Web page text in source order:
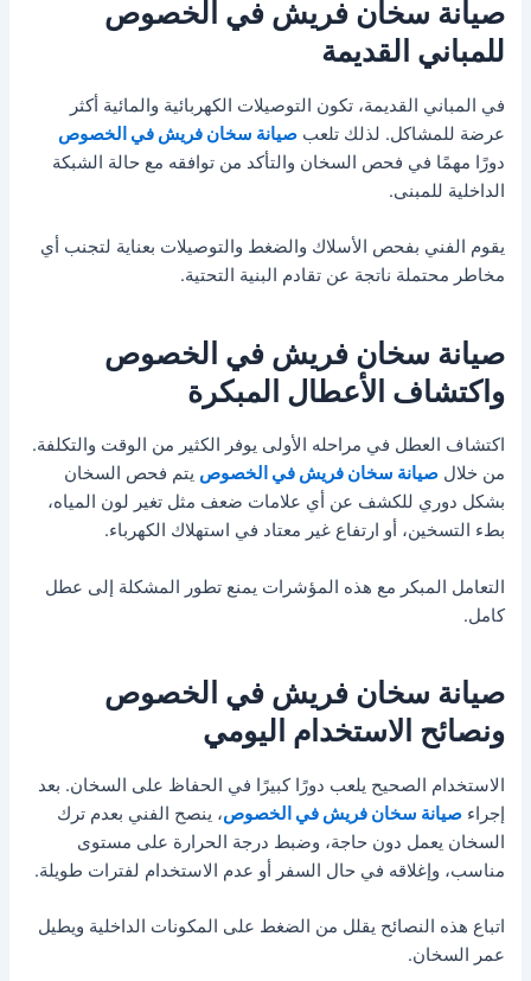
صيانة سخان فريش في الخصوص
للمباني القديمة
في المباني القديمة، تكون التوصيلات الكهربائية والمائية أكثر
عرضة للمشاكل. لذلك تلعبصيانة سخان فريش في الخصوص
دورًا مهمًا في فحص السخان والتأكد من توافقه مع حالة الشبكة
الداخلية للمبنى.
يقوم الفني بفحص الأسلاك والضغط والتوصيلات بعناية لتجنب أي
مخاطر محتملة ناتجة عن تقادم البنية التحتية.
صيانة سخان فريش في الخصوص
واكتشاف الأعطال المبكرة
اكتشاف العطل في مراحله الأولى يوفر الكثير من الوقت والتكلفة.
من خلالصيانة سخان فريش في الخصوص يتم فحص السخان
بشكل دوري للكشف عن أي علامات ضعف مثل تغير لون المياه،
بطء التسخين، أو ارتفاع غير معتاد في استهلاك الكهرباء.
التعامل المبكر مع هذه المؤشرات يمنع تطور المشكلة إلى عطل
كامل.
صيانة سخان فريش في الخصوص
ونصائح الاستخدام اليومي
الاستخدام الصحيح يلعب دورًا كبيرًا في الحفاظ على السخان. بعد
إجراءصيانة سخان فريش في الخصوص، ينصح الفني بعدم ترك
السخان يعمل دون حاجة، وضبط درجة الحرارة على مستوى
مناسب، وإغلاقه في حال السفر أو عدم الاستخدام لفترات طويلة.
اتباع هذه النصائح يقلل من الضغط على المكونات الداخلية ويطيل
عمر السخان.